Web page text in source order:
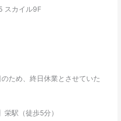
スカイル9F
ため、終日休業とさせていた
駅（徒歩5分）